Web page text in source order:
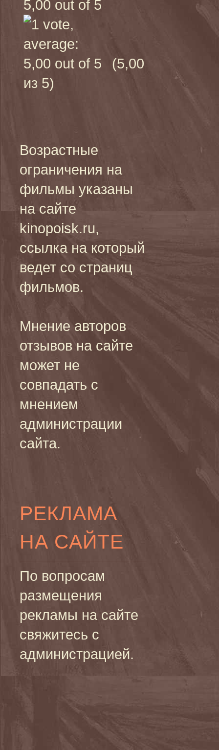
(5,00
из 5)
Возрастные
ограничения на
фильмы указаны
на сайте
kinopoisk.ru,
ссылка на который
ведет со страниц
фильмов.
Мнение авторов
отзывов на сайте
может не
совпадать с
мнением
администрации
сайта.
РЕКЛАМА
НА САЙТЕ
По вопросам
размещения
рекламы на сайте
свяжитесь с
администрацией.